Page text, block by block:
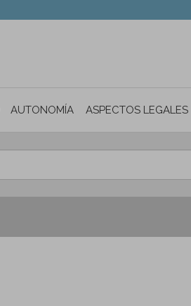
AUTONOMÍA PERSONAL E
ASPECTOS LEGALES